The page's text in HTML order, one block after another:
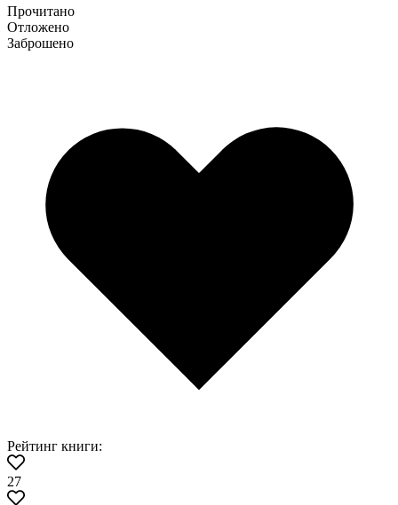
Прочитано
Отложено
Заброшено
Рейтинг книги:
27